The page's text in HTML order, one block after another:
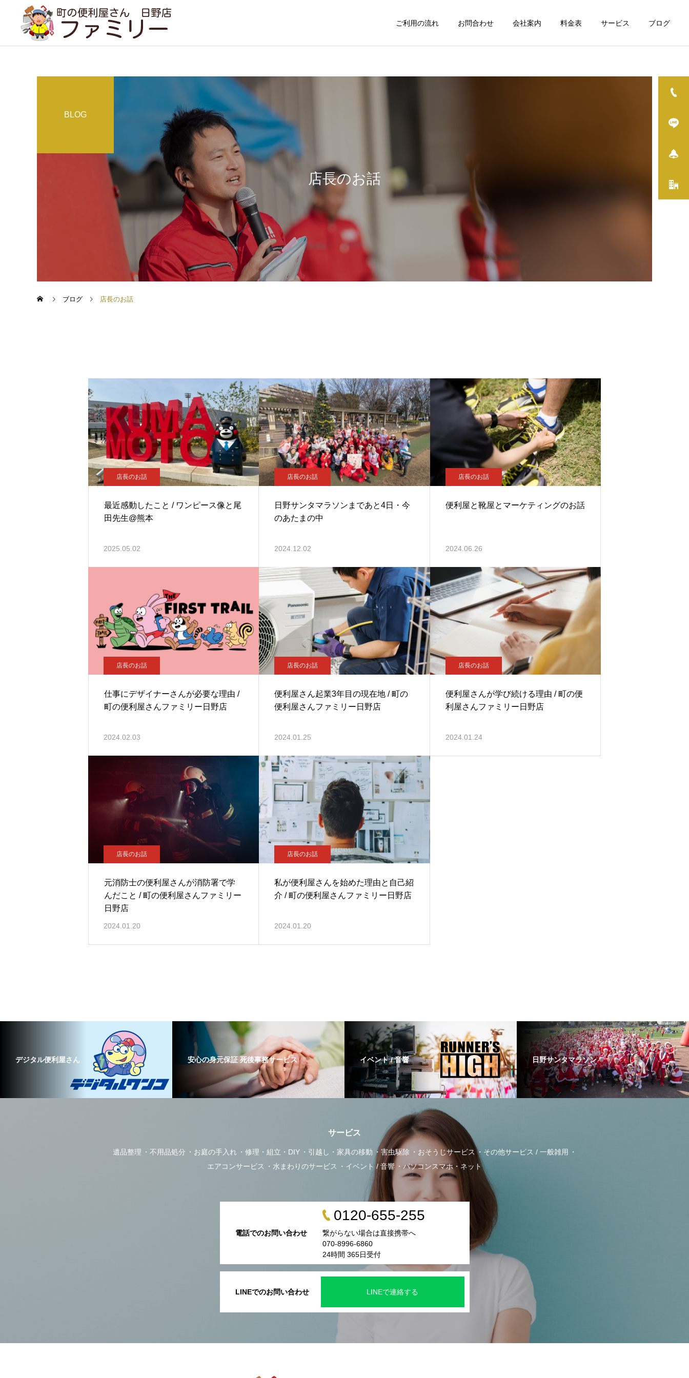
ご利用の流れ お問合わせ 会社案内 料金表 サービス ブログ
詳細を見る
遺品整理 不用品処分
引越し・家具の移動 害虫駆除
実家のルンバ（+見守りカ
１年分の問い合わせが２ヶ
月で（現場で感じること）
インフォメーション
料金表改定のお知らせ
会青年部として参加しまし
た
実はすごい日野市役所 住宅
店長のお話
BLOG
ブログ 店長のお話
店長のお話
最近感動したこと / ワンピース像と尾
田先生@熊本
2025.05.02
店長のお話
日野サンタマラソンまであと4日・今
のあたまの中
2024.12.02
店長のお話
便利屋と靴屋とマーケティングのお話
2024.06.26
店長のお話
仕事にデザイナーさんが必要な理由 /
町の便利屋さんファミリー日野店
2024.02.03
店長のお話
便利屋さん起業3年目の現在地 / 町の
便利屋さんファミリー日野店
2024.01.25
店長のお話
便利屋さんが学び続ける理由 / 町の便
利屋さんファミリー日野店
2024.01.24
店長のお話
元消防士の便利屋さんが消防署で学
んだこと / 町の便利屋さんファミリー
日野店
2024.01.20
店長のお話
私が便利屋さんを始めた理由と自己紹
介 / 町の便利屋さんファミリー日野店
2024.01.20
デジタル便利屋さん 安心の身元保証 死後事務サービス イベント / 音響 日野サンタマラソン
サービス
遺品整理 不用品処分 お庭の手入れ 修理・組立・DIY 引越し・家具の移動 害虫駆除 おそうじサービス
その他サービス / 一般雑用
エアコンサービス
水まわりのサービス イベント / 音響 パソコンスマホ・ネット
LINEでのお問い合わせ LINEで連絡する
電話でのお問い合わせ
0120-655-255
繋がらない場合は直接携帯へ
070-8996-6860
24時間 365日受付